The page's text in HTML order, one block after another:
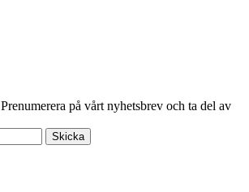
Prenumerera på vårt nyhetsbrev och ta del av